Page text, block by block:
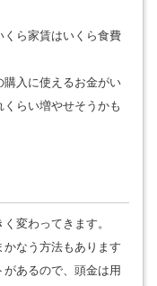
くら家賃はいくら食費
購入に使えるお金がい
らい増やせそうかも
変わってきます。
なう方法もあります
あるので、頭金は用